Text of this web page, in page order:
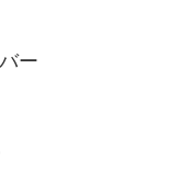
ー